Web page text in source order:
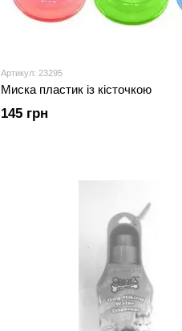
Артикул: 23295
Миска пластик із кісточкою
145 грн